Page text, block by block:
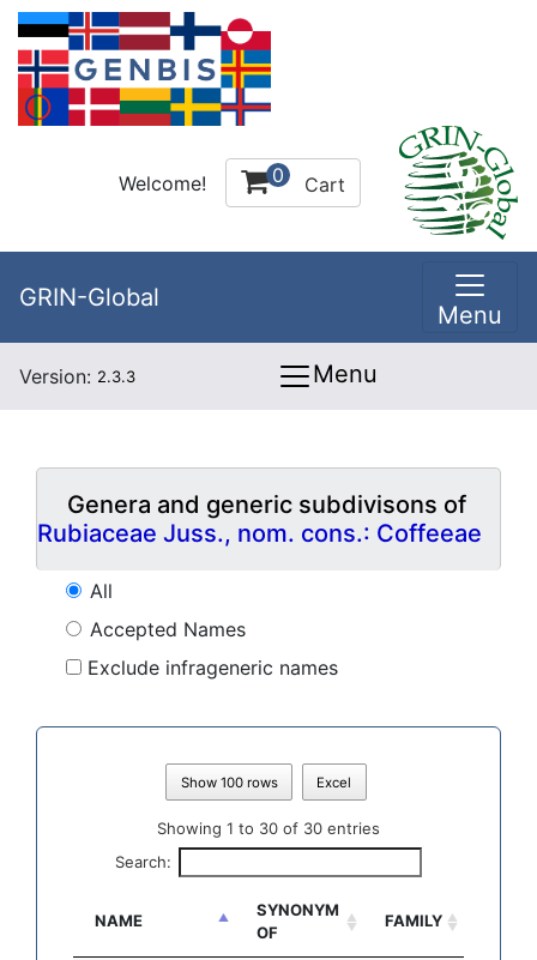
Welcome! 0 Cart
GRIN-Global
Menu
Version: 2.3.3 Menu
Genera and generic subdivisons of
Rubiaceae Juss., nom. cons.: Coffeeae
All
Accepted Names
Exclude infrageneric names
Show 100 rows Excel
Showing 1 to 30 of 30 entries
Search:
NAME
SYNONYM
OF
FAMILY